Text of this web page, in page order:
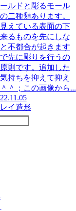
ルドと彫るモール
の二種類あります。
えている表面の下
るものを先にしな
不都合が起きます
先に彫りを行うの
則です。追加した
持ちを抑えて抑え
＾；この画像から...
イ造形